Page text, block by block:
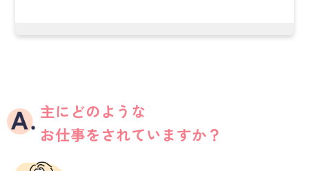
主にどのような
お仕事をされていますか？